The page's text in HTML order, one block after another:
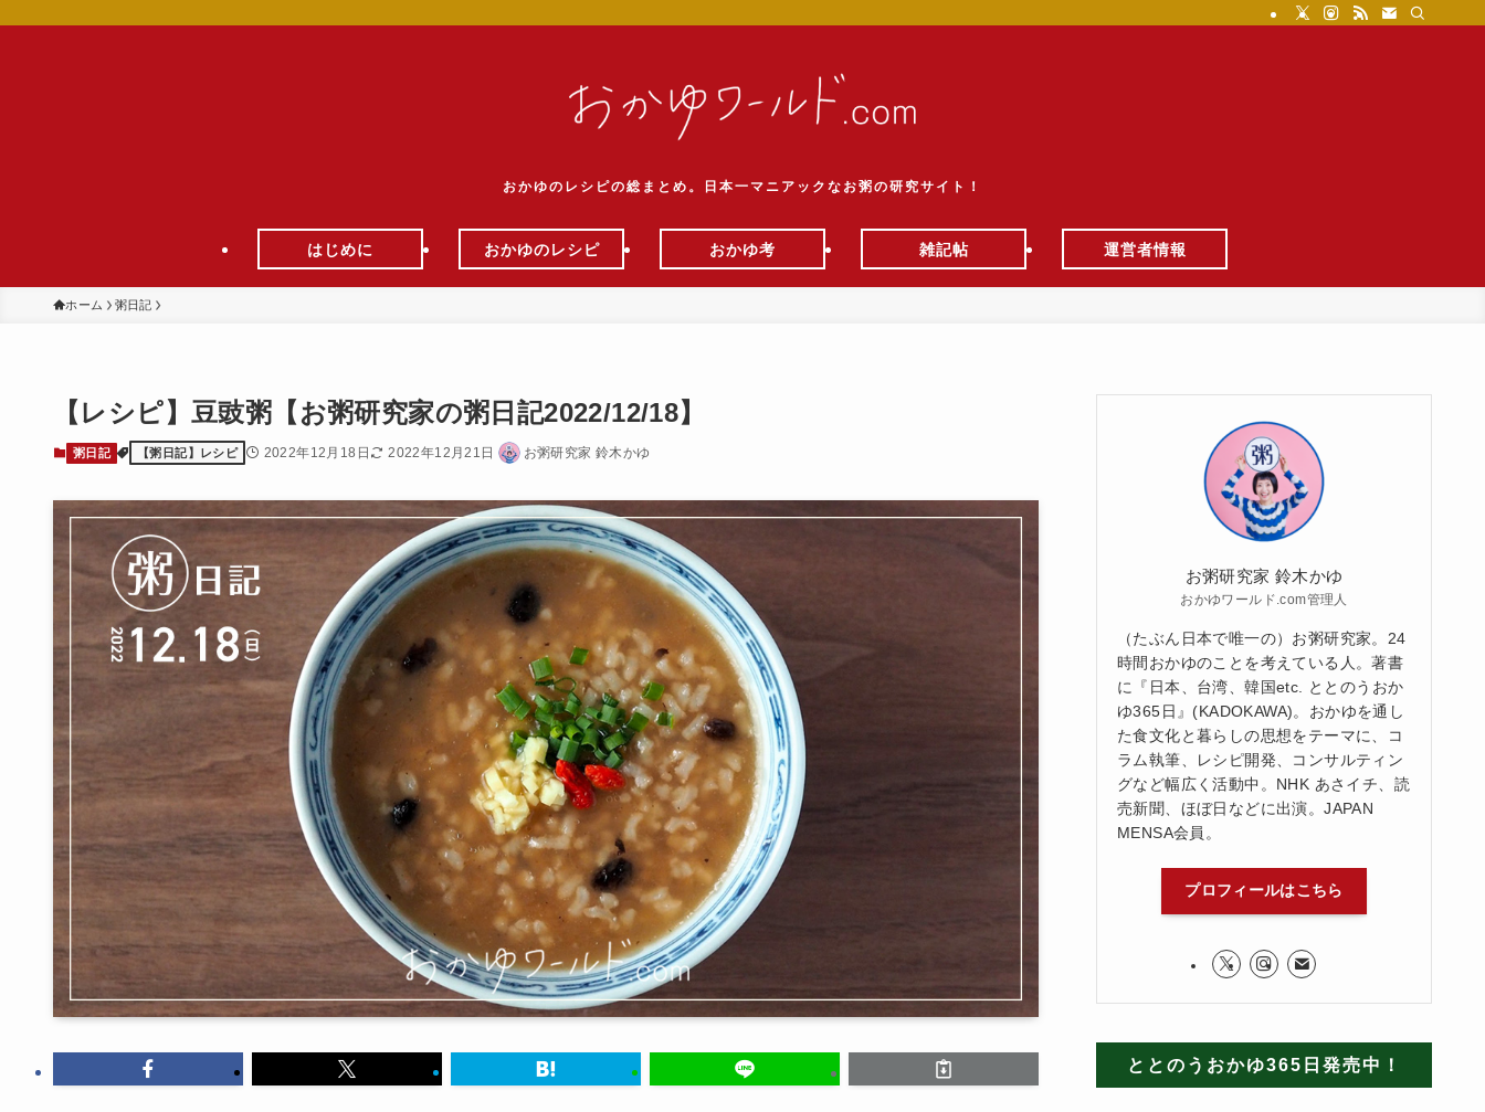
おかゆのレシピの総まとめ。日本一マニアックなお粥の研究サイト！
はじめに おかゆのレシピ おかゆ考 雑記帖 運営者情報
ホーム 粥日記
【レシピ】豆豉粥【お粥研究家の粥日記2022/12/18】
粥日記 【粥日記】レシピ 2022年12月18日 2022年12月21日 お粥研究家 鈴木かゆ
お粥研究家 鈴木かゆ
おかゆワールド.com管理人
（たぶん日本で唯一の）お粥研究家。24
時間おかゆのことを考えている人。著書
に『日本、台湾、韓国etc. ととのうおか
ゆ365日』(KADOKAWA)。おかゆを通し
た食文化と暮らしの思想をテーマに、コ
ラム執筆、レシピ開発、コンサルティン
グなど幅広く活動中。NHK あさイチ、読
売新聞、ほぼ日などに出演。JAPAN
MENSA会員。
プロフィールはこちら
ととのうおかゆ365日発売中！